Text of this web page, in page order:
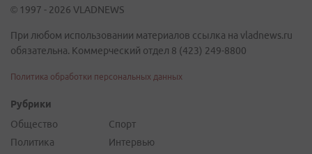
© 1997 - 2026 VLADNEWS
При любом использовании материалов ссылка на vladnews.ru
обязательна. Коммерческий отдел 8 (423) 249-8800
Политика обработки персональных данных
Рубрики
Общество
Политика
Спорт
Интервью